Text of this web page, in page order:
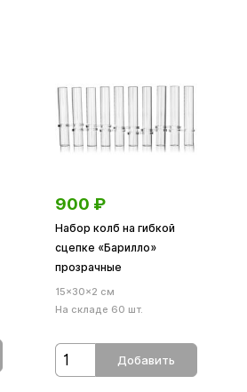
900 ₽
Набор колб на гибкой
сцепке «Барилло»
прозрачные
15×30×2 см
На складе 60 шт.
Добавить